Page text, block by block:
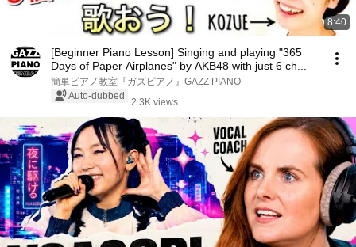
8:40
[Beginner Piano Lesson] Singing and playing "365
Days of Paper Airplanes" by AKB48 with just 6 ch...
簡単ピアノ教室『ガズピアノ』GAZZ PIANO
Auto-dubbed
2.3K views